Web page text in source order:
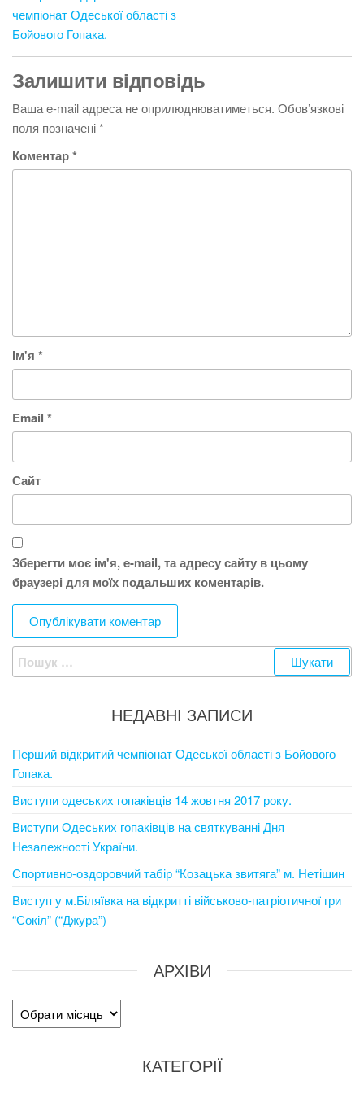
чемпіонат Одеської області з
Бойового Гопака.
Залишити відповідь
Ваша e-mail адреса не оприлюднюватиметься. Обов’язкові
поля позначені*
Коментар*
Ім'я *
Email *
Сайт
Зберегти моє ім'я, e-mail, та адресу сайту в цьому
браузері для моїх подальших коментарів.
Пошук:
НЕДАВНІ ЗАПИСИ
Перший відкритий чемпіонат Одеської області з Бойового
Гопака.
Виступи одеських гопаківців 14 жовтня 2017 року.
Виступи Одеських гопаківців на святкуванні Дня
Незалежності України.
Спортивно-оздоровчий табір “Козацька звитяга” м. Нетішин
Виступ у м.Біляївка на відкритті військово-патріотичної гри
“Сокіл” (“Джура”)
АРХІВИ
Архіви
КАТЕГОРІЇ